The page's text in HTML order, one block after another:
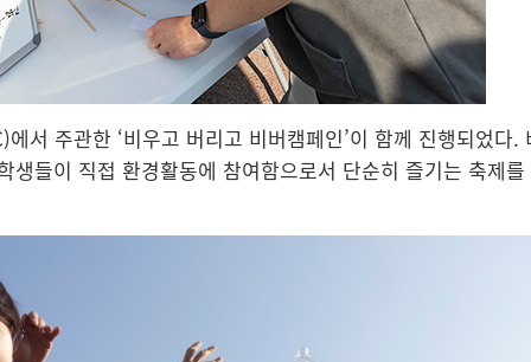
서 주관한 ‘비우고 버리고 비버캠페인’이 함께 진행되었다
들이 직접 환경활동에 참여함으로서 단순히 즐기는 축제